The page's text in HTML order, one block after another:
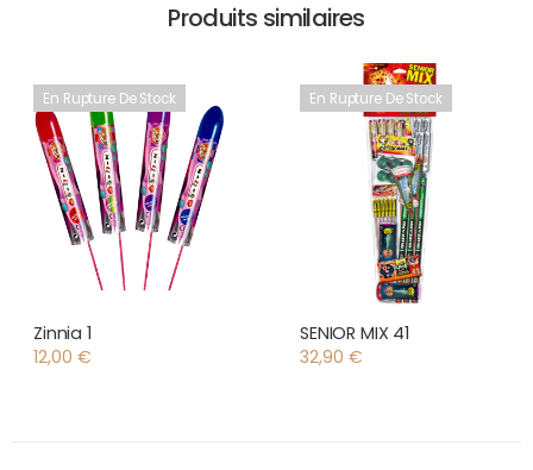
Produits similaires
En Rupture De Stock
Zinnia 1
12,00 €
En Rupture De Stock
SENIOR MIX 41
32,90 €